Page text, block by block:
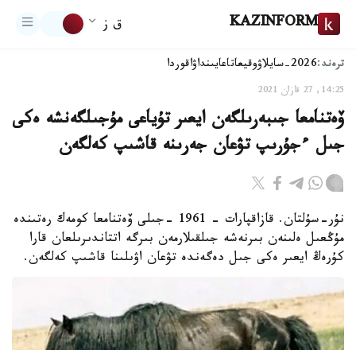
KAZINFORM ق ز
ترەند:2026-سايلاۋ وقيعاتاعايىنداۋاقوردا
14:25, 27 قازان 2021
ۆەتنامعا جىبەرىلگەن ايعىر تۇياعى مۇجىلگەنشە ەكى
جىل ءجۇرىپ تۋعان جەرىنە قاشىپ كەلگەن
نۇر-سۇلتان. قازاقپارات - 1961 -جىلى ۆەتنامعا كومەك رەتىندە
مۇڭعىل ەلىنەن بىرنەشە جىلقىلارمەن بىرگە اتتاندىرىلعان قارا
كۇرەڭ ايعىر ەكى جىل دەگەندە تۋعان اۋىلىنا قاشىپ كەلگەن.